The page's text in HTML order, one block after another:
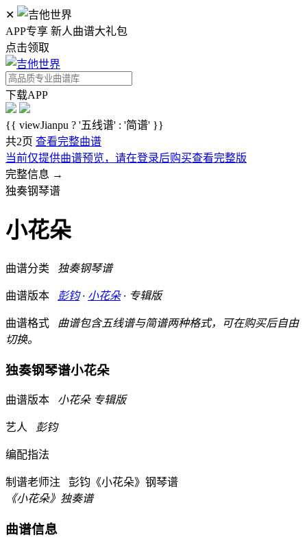
✕
APP专享 新人曲谱大礼包
点击领取
下载APP
{{ viewJianpu ? '五线谱' : '简谱' }}
共2页 查看完整曲谱
当前仅提供曲谱预览，请在登录后购买查看完整版
完整信息 →
独奏钢琴谱
小花朵
曲谱分类 独奏钢琴谱
曲谱版本 彭钧· 小花朵· 专辑版
曲谱格式 曲谱包含五线谱与简谱两种格式，可在购买后自由
切换。
独奏钢琴谱小花朵
曲谱版本 小花朵 专辑版
艺人 彭钧
编配指法
制谱老师注
彭钧《小花朵》钢琴谱
《小花朵》独奏谱
曲谱信息